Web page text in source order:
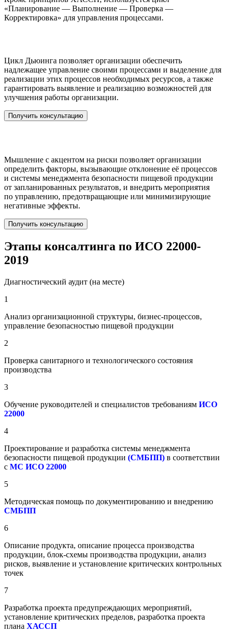
«Планирование — Выполнение — Проверка —
Корректировка» для управления процессами.
Цикл Дьюинга позволяет организации обеспечить
надлежащее управление своими процессами и выделение для
реализации этих процессов необходимых ресурсов, а также
гарантировать выявление и реализацию возможностей для
улучшения работы организации.
Получить консультацию
Мышление с акцентом на риски позволяет организации
определить факторы, вызывающие отклонение её процессов
и системы менеджмента безопасности пищевой продукции
от запланированных результатов, и внедрить мероприятия
по управлению, предотвращающие или минимизирующие
негативные эффекты.
Получить консультацию
Этапы консалтинга по ИСО 22000-
2019
Диагностический аудит (на месте)
1
Анализ организационной структуры, бизнес-процессов,
управление безопасностью пищевой продукции
2
Проверка санитарного и технологического состояния
производства
3
Обучение руководителей и специалистов требованиям ИСО
22000
4
Проектирование и разработка системы менеджмента
безопасности пищевой продукции (СМБПП) в соответствии
с МС ИСО 22000
5
Методическая помощь по документированию и внедрению
СМБПП
6
Описание продукта, описание процесса производства
продукции, блок-схемы производства продукции, анализ
рисков, выявление и установление критических контрольных
точек
7
Разработка проекта предупреждающих мероприятий,
установление критических пределов, разработка проекта
плана ХАССП